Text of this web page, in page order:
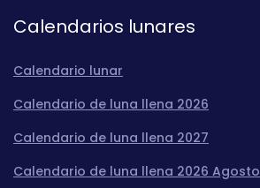
Calendarios lunares
Calendario lunar
Calendario de luna llena 2026
Calendario de luna llena 2027
Calendario de luna llena 2026 Agosto